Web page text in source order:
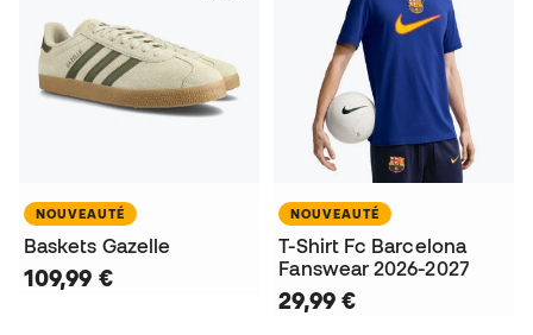
NOUVEAUTÉ
Baskets Gazelle
109,99 €
NOUVEAUTÉ
T-Shirt Fc Barcelona
Fanswear 2026-2027
29,99 €